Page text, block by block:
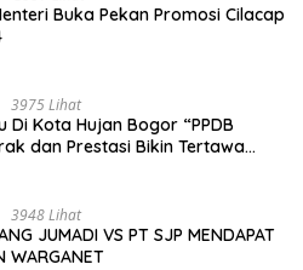
Buka Pekan Promosi Cilacap
3975 Lihat
Di Kota Hujan Bogor “PPDB
dan Prestasi Bikin Tertawa
3948 Lihat
JUMADI VS PT SJP MENDAPAT
WARGANET